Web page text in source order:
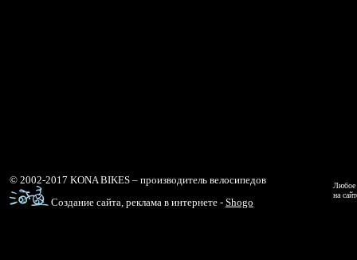
© 2002-2017 KONA BIKES – производитель велосипедов
Создание сайта, реклама в интернете - Shogo
Любое
на